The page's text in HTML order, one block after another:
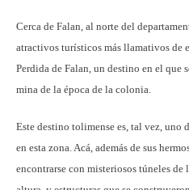
Cerca de Falan, al norte del
atractivos turísticos más llamativos de
Perdida de Falan, un destino en el que
mina de la época de la colonia.
Este destino tolimense es, tal vez, uno
en esta zona. Acá, además de sus
encontrarse con misteriosos túneles